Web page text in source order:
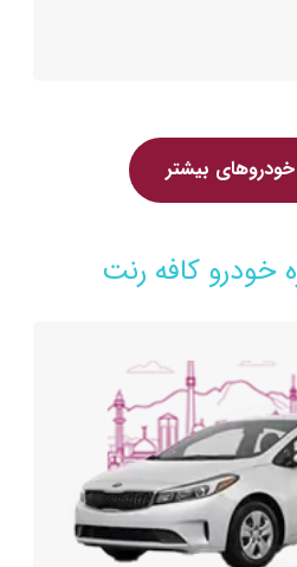
بیشتر
خودرو کافه رنت